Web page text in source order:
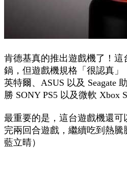
肯德基真的推出遊戲機了！
鍋，但遊戲機規格「很認真」
英特爾、ASUS 以及 Seagate
勝 SONY PS5 以及微軟 Xbox
最重要的是，這台遊戲機還
完兩回合遊戲，繼續吃到熱騰
藍立晴）